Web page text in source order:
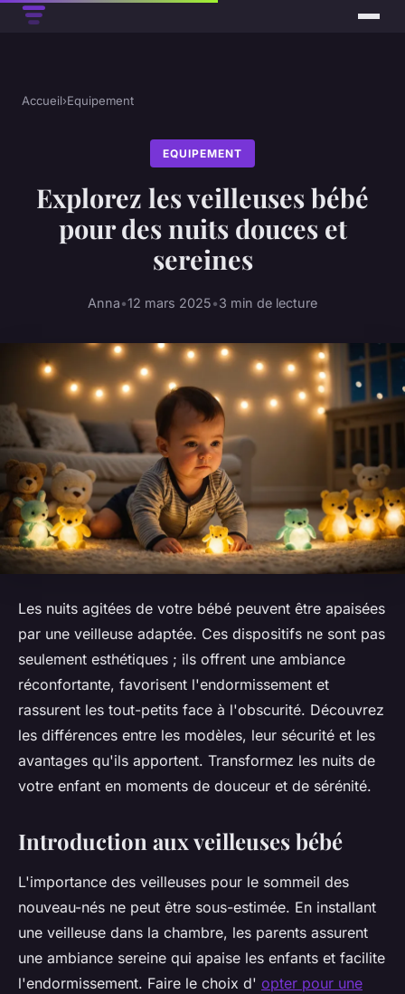
Accueil›Equipement
EQUIPEMENT
Explorez les veilleuses bébé
pour des nuits douces et
sereines
Anna•12 mars 2025•3 min de lecture
Les nuits agitées de votre bébé peuvent être apaisées
par une veilleuse adaptée. Ces dispositifs ne sont pas
seulement esthétiques ; ils offrent une ambiance
réconfortante, favorisent l'endormissement et
rassurent les tout-petits face à l'obscurité. Découvrez
les différences entre les modèles, leur sécurité et les
avantages qu'ils apportent. Transformez les nuits de
votre enfant en moments de douceur et de sérénité.
Introduction aux veilleuses bébé
L'importance des veilleuses pour le sommeil des
nouveau-nés ne peut être sous-estimée. En installant
une veilleuse dans la chambre, les parents assurent
une ambiance sereine qui apaise les enfants et facilite
l'endormissement. Faire le choix d' opter pour une